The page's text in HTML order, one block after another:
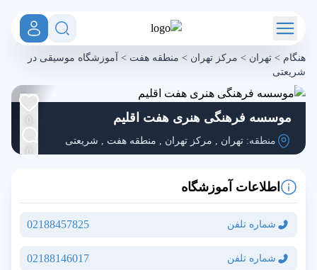
هنگام > تهران > مرکز تهران > منطقه هفت > آموزشگاه موسیقی در
شریعتی
موسسه فرهنگی هنری هفت اقلیم
منطقه: تهران , مرکز تهران , منطقه هفت , شریعتی
0
0
اطلاعات آموزشگاه
شماره تلفن 02188457825
شماره تلفن 02188146017